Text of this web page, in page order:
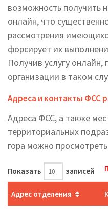
возможность получить
онлайн, что
рассмотрения
форсирует их
Получив услугу
организации в таком
Адреса и контакты ФСС
Адреса ФСС, а также
территориальных
гора можно
Показать записей
Адрес отделения